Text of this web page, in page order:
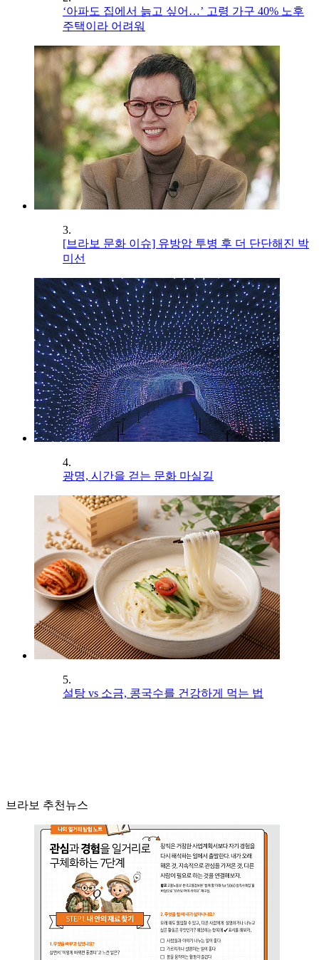
‘아파도 집에서 늙고 싶어…’ 고령 가구 40% 노후
주택이라 어려워
3.
[브라보 문화 이슈] 유방암 투병 후 더 단단해진 박
미선
4.
광명, 시간을 걷는 문화 마실길
5.
설탕 vs 소금, 콩국수를 건강하게 먹는 법
브라보 추천뉴스